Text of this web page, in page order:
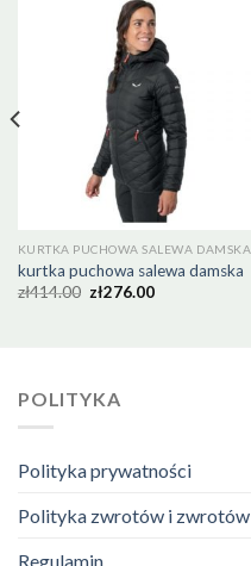
KURTKA PUCHOWA SALEWA DAMSKA
kurtka puchowa salewa damska
zł414.00 zł276.00
POLITYKA
Polityka prywatności
Polityka zwrotów i zwrotów
Regulamin